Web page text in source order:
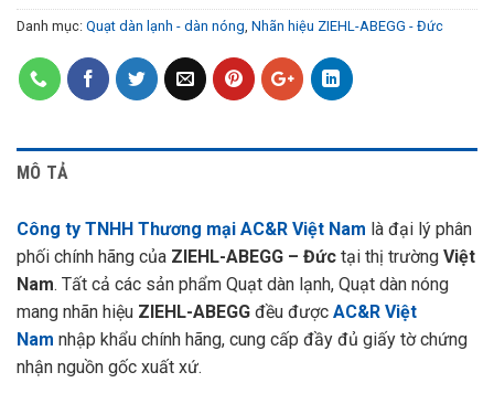
Danh mục: Quạt dàn lạnh - dàn nóng, Nhãn hiệu ZIEHL-ABEGG - Đức
MÔ TẢ
Công ty TNHH Thương mại AC&R Việt Nam là đại lý phân
phối chính hãng của ZIEHL-ABEGG – Đức tại thị trường Việt
Nam. Tất cả các sản phẩm Quạt dàn lạnh, Quạt dàn nóng
mang nhãn hiệu ZIEHL-ABEGG đều được AC&R Việt
Nam nhập khẩu chính hãng, cung cấp đầy đủ giấy tờ chứng
nhận nguồn gốc xuất xứ.